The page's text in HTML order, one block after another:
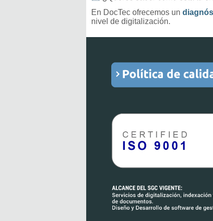
En DocTec ofrecemos un
nivel de digitalización.